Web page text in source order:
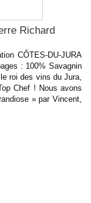
Richard
CÔTES-DU-JURA
: 100% Savagnin
roi des vins du Jura,
Chef ! Nous avons
» par Vincent,